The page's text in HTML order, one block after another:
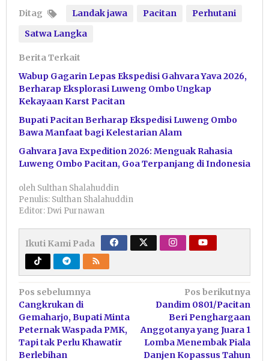
Ditag Landak jawa Pacitan
Perhutani
Satwa Langka
Berita Terkait
Wabup Gagarin Lepas Ekspedisi Gahvara Yava 2026,
Berharap Eksplorasi Luweng Ombo Ungkap
Kekayaan Karst Pacitan
Bupati Pacitan Berharap Ekspedisi Luweng Ombo
Bawa Manfaat bagi Kelestarian Alam
Gahvara Java Expedition 2026: Menguak Rahasia
Luweng Ombo Pacitan, Goa Terpanjang di Indonesia
oleh Sulthan Shalahuddin
Penulis: Sulthan Shalahuddin
Editor: Dwi Purnawan
Ikuti Kami Pada
Navigasi
pos
Pos sebelumnya
Cangkrukan di
Gemaharjo, Bupati Minta
Peternak Waspada PMK,
Tapi tak Perlu Khawatir
Berlebihan
Pos berikutnya
Dandim 0801/Pacitan
Beri Penghargaan
Anggotanya yang Juara 1
Lomba Menembak Piala
Danjen Kopassus Tahun